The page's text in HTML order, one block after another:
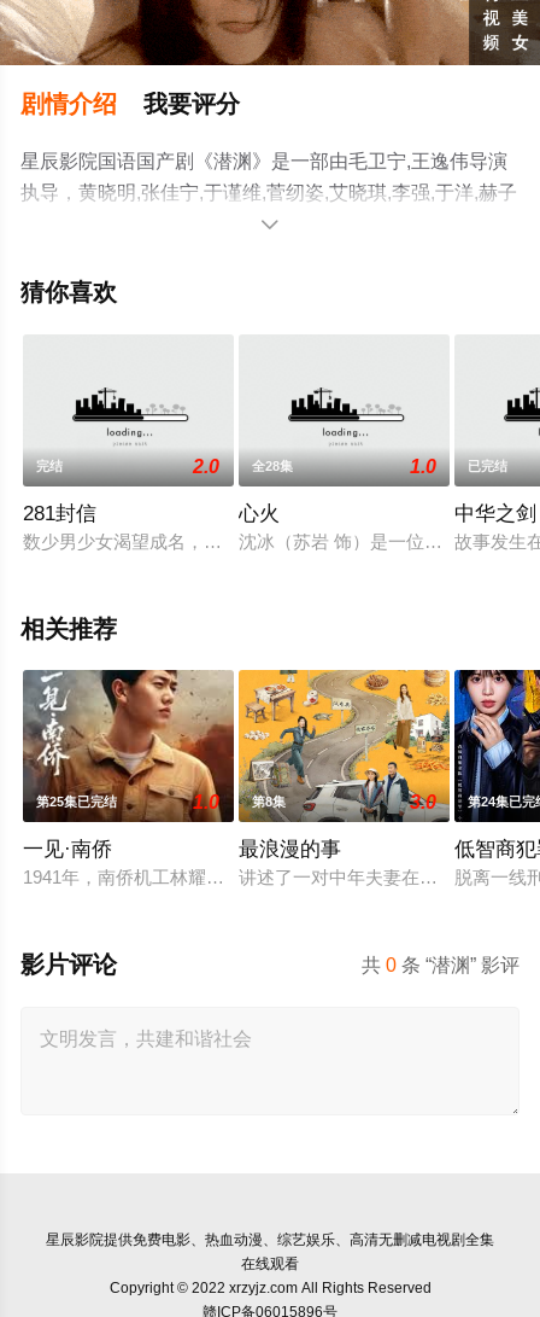
剧情介绍 我要评分
星辰影院国语国产剧《潜渊》是一部由毛卫宁,王逸伟导演
执导，黄晓明,张佳宁,于谨维,菅纫姿,艾晓琪,李强,于洋,赫子
铭等演员精彩演绎的大陆电视剧，大结局剧情已揭晓（第
就来星辰电影网，更多相关剧情可移步至豆瓣电视剧、电

猜你喜欢
完结 2.0
281封信
数少男少女渴望成名，冲击娱乐圈。而现实极为残酷：金钱贿
全28集 1.0
心火
沈冰（苏岩 饰）是一位小有名气的
已完结
中华之剑
故事发生
相关推荐
第25集已完结 1.0
一见·南侨
1941年，南侨机工林耀祖在滇缅公路遇到日军轰炸，意外穿越
第8集 3.0
最浪漫的事
讲述了一对中年夫妻在婚姻濒临破裂
第24集已完
低智商
脱离一线
共0 条 “潜渊” 影评
影片评论
星辰影院提供免费电影、热血动漫、综艺娱乐、高清无删减电视剧全集
在线观看
Copyright © 2022 xrzyjz.com All Rights Reserved
赣ICP备06015896号